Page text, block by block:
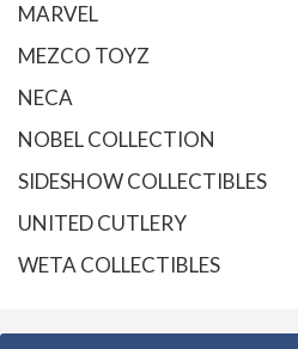
MARVEL
MEZCO TOYZ
NECA
NOBEL COLLECTION
SIDESHOW COLLECTIBLES
UNITED CUTLERY
WETA COLLECTIBLES